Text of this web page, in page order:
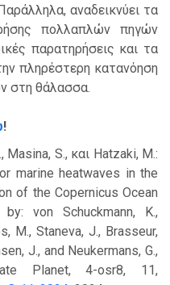
αναδεικνύει τα
πολλαπλών πηγών
παρατηρήσεις και τα
πληρέστερη κατανόηση
στη θάλασσα.
!
Masina, S., και Hatzaki, M.:
marine heatwaves in the
of the Copernicus Ocean
von Schuckmann, K.,
M., Staneva, J., Brasseur,
J., and Neukermans, G.,
Planet, 4-osr8, 11,